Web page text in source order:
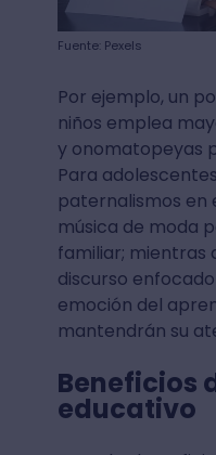
Fuente: Pexels
Por ejemplo, un
niños emplea
y onomatopeyas
Para
paternalismos en
música de moda
familiar; mientras
discurso
emoción del
mantendrán su
Beneficios
educativo